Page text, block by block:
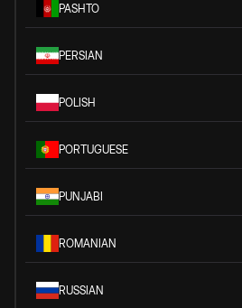
PASHTO
PERSIAN
POLISH
PORTUGUESE
PUNJABI
ROMANIAN
RUSSIAN